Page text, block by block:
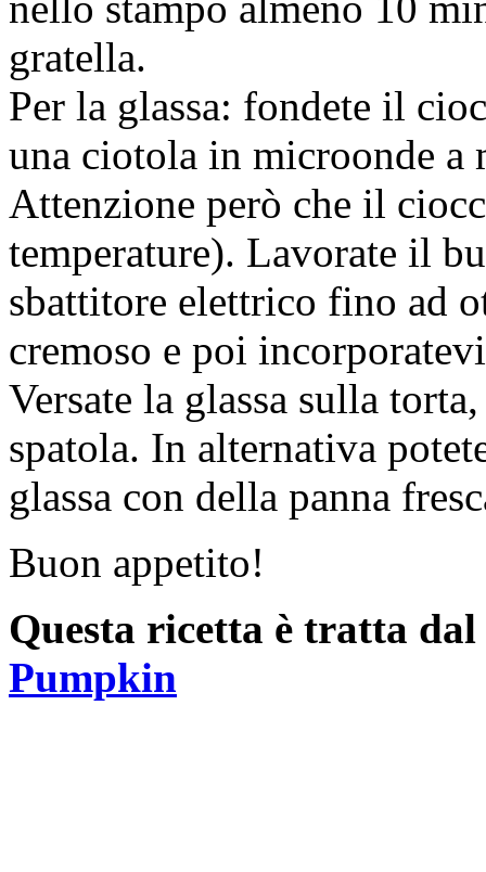
gratella.
Per la glassa: fondete il
una ciotola in microonde a
Attenzione però che il
temperature). Lavorate il
sbattitore elettrico fino ad
cremoso e poi
Versate la glassa sulla
spatola. In alternativa
glassa con della panna
Buon appetito!
Questa ricetta è tratta
Pumpkin